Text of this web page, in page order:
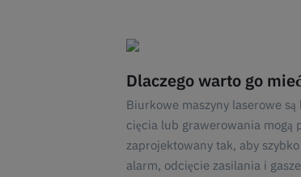
Dlaczego warto go mieć
Biurkowe maszyny laserowe
cięcia lub grawerowania mogą
zaprojektowany tak, aby
alarm, odcięcie zasilania i